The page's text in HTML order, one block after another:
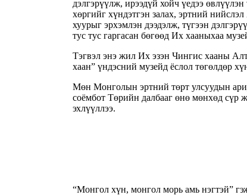
дэлгэрүүлж, ирээдүй хойч үедээ
хөргийг хүндэтгэн залах, эртний
хуурыг эрхэмлэн дээдэлж, түгээн
тус тус гаргасан бөгөөд Их хааныхаа
Тэгвэл энэ жил Их эзэн Чингис хааны
хаан” үндэсний музейд ёслол төгөлдөр
Мөн Монголын эртний төрт улсуудын
соёмбот Төрийн далбааг өнө мөнхөд сүр
эхлүүллээ.
“Монгол хүн, монгол морь амь нэгтэй”